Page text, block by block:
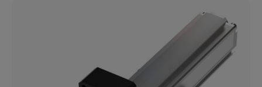
SteckverbinderM16x0.758-poligAnalogausgang -
AnalogSpannung 0…10 V Analogvoltage 10…0 VMessbereich -
350 mmAuflösung - ≤ 2 µmLinearitätsabweichung max. - ±100
µmWiederholgenauigkeit - ≤ 0.1 mVBetriebsspannung Ub - 20-
28 VDCUmgebungstemperatur - -40-85 °CSchutzart -
IP67Zulassung/Konformität - CEcULusEACWEEE 🛒 Jetzt
bestellen und Ihre Sensorik auf das nächste Level bringen!